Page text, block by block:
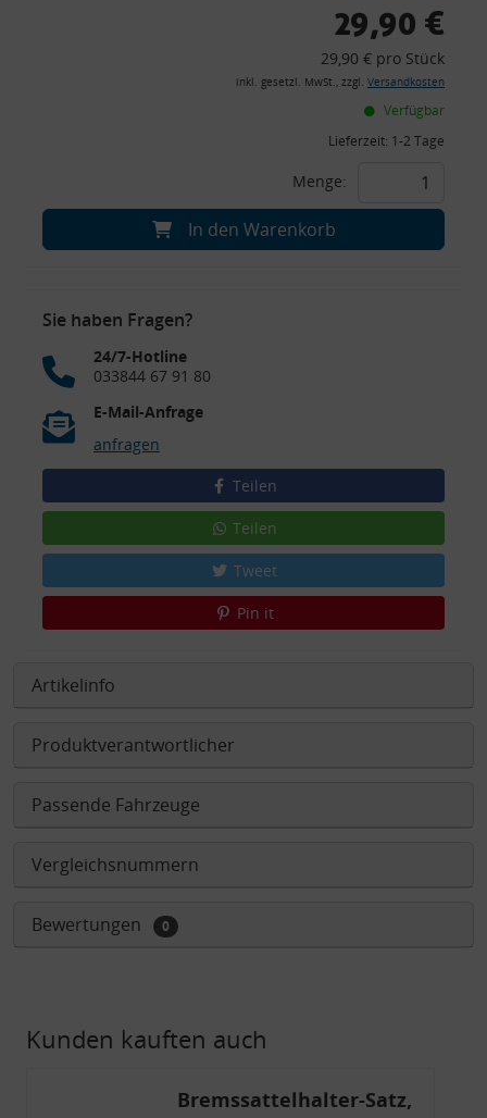
29,90 €
29,90 € pro Stück
inkl. gesetzl. MwSt., zzgl. Versandkosten
Verfügbar
Lieferzeit: 1-2 Tage
Menge:
In den Warenkorb
Sie haben Fragen?
24/7-Hotline
033844 67 91 80
E-Mail-Anfrage
anfragen
Teilen
Teilen
Tweet
Pin it
Artikelinfo
Produktverantwortlicher
Passende Fahrzeuge
Vergleichsnummern
Bewertungen 0
Kunden kauften auch
Bremssattelhalter-Satz,